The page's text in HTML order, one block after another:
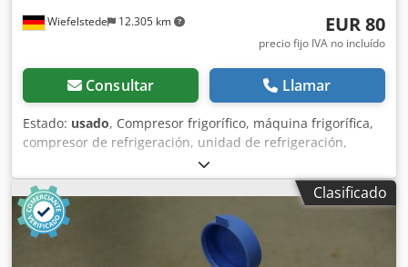
Wiefelstede 12.305 km EUR 80
precio fijo IVA no incluído
Consultar Llamar
Estado: usado, Compresor frigorífico, máquina frigorífica,
compresor de refrigeración, unidad de refrigeración,
compresor refrigerante, compresor, carcasa de filtro
desecante -Fabricante: Alco, carcasa de filtro desecante,
nueva, en su embalaje original -Tipo: ADKS-PLUS 485-
T/PCN 883551 -Presión máxima de funcionamiento: 34,5
bar -Conexión: 5/8" ODF -Dimensiones del embalaje:
330/200/A160 mm -Peso: 4,1 kg Dcjdsfx Atvjpfx Adisk
Clasificado